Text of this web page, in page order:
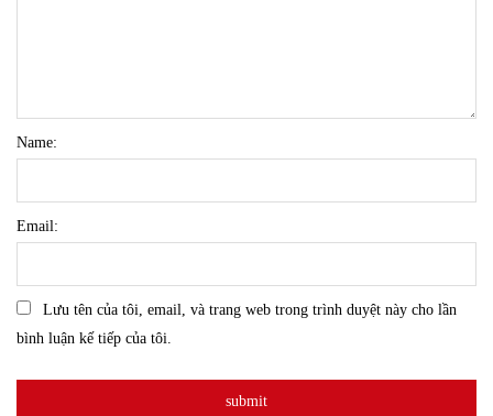
Name:
Email:
Lưu tên của tôi, email, và trang web trong trình duyệt này cho lần
bình luận kế tiếp của tôi.